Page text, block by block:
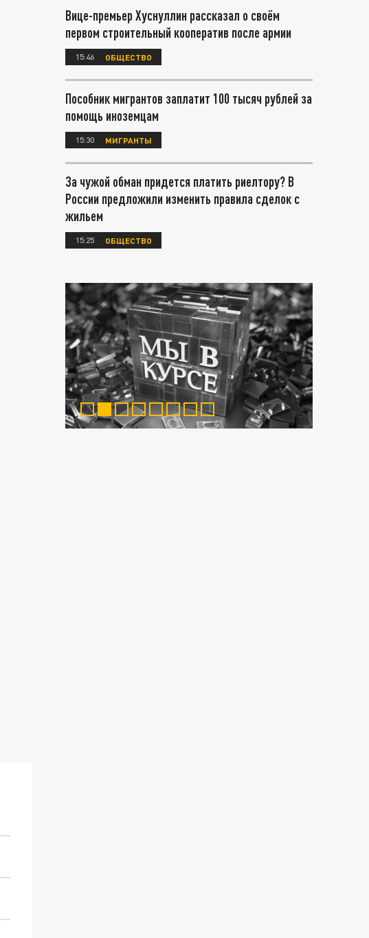
Вице-премьер Хуснуллин рассказал о своём
первом строительный кооператив после армии
15:46 ОБЩЕСТВО
Пособник мигрантов заплатит 100 тысяч рублей за
помощь иноземцам
15:30 МИГРАНТЫ
За чужой обман придется платить риелтору? В
России предложили изменить правила сделок с
жильем
15:25 ОБЩЕСТВО